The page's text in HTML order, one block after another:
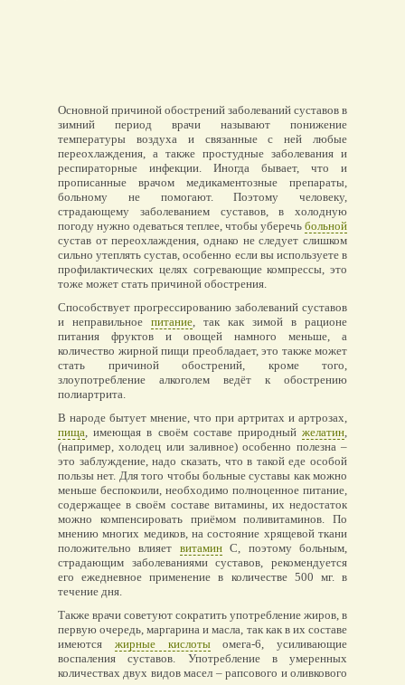
Основной причиной обострений заболеваний суставов в
зимний период врачи называют понижение
температуры воздуха и связанные с ней любые
переохлаждения, а также простудные заболевания и
респираторные инфекции. Иногда бывает, что и
прописанные врачом медикаментозные препараты,
больному не помогают. Поэтому человеку,
страдающему заболеванием суставов, в холодную
погоду нужно одеваться теплее, чтобы уберечь больной
сустав от переохлаждения, однако не следует слишком
сильно утеплять сустав, особенно если вы используете в
профилактических целях согревающие компрессы, это
тоже может стать причиной обострения.
Способствует прогрессированию заболеваний суставов
и неправильное питание, так как зимой в рационе
питания фруктов и овощей намного меньше, а
количество жирной пищи преобладает, это также может
стать причиной обострений, кроме того,
злоупотребление алкоголем ведёт к обострению
полиартрита.
В народе бытует мнение, что при артритах и артрозах,
пища, имеющая в своём составе природный желатин,
(например, холодец или заливное) особенно полезна –
это заблуждение, надо сказать, что в такой еде особой
пользы нет. Для того чтобы больные суставы как можно
меньше беспокоили, необходимо полноценное питание,
содержащее в своём составе витамины, их недостаток
можно компенсировать приёмом поливитаминов. По
мнению многих медиков, на состояние хрящевой ткани
положительно влияет витаминC, поэтому больным,
страдающим заболеваниями суставов, рекомендуется
его ежедневное применение в количестве 500 мг. в
течение дня.
Также врачи советуют сократить употребление жиров, в
первую очередь, маргарина и масла, так как в их составе
имеются жирные кислотыомега-6, усиливающие
воспаления суставов. Употребление в умеренных
количествах двух видов масел – рапсового и оливкового